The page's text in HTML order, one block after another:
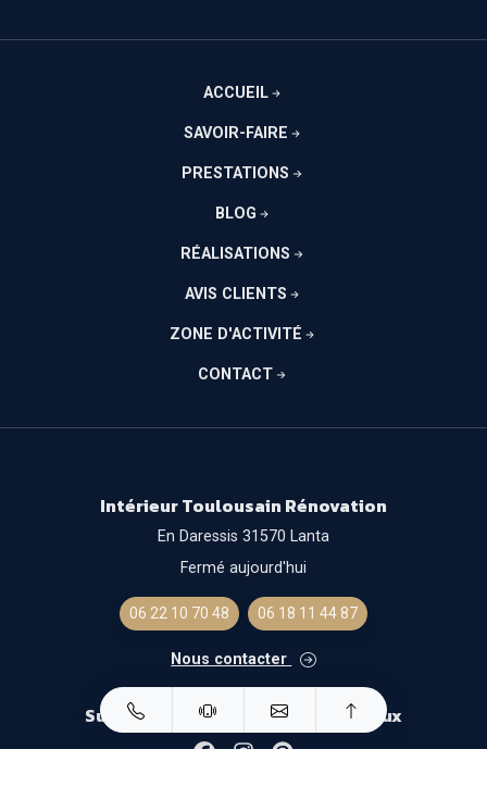
ACCUEIL
SAVOIR-FAIRE
PRESTATIONS
BLOG
RÉALISATIONS
AVIS CLIENTS
ZONE D'ACTIVITÉ
CONTACT
Intérieur Toulousain Rénovation
En Daressis 31570 Lanta
Fermé aujourd'hui
06 22 10 70 48 06 18 11 44 87
Nous contacter
Suivez-nous sur les réseaux sociaux
FacebookInstagramPinterest